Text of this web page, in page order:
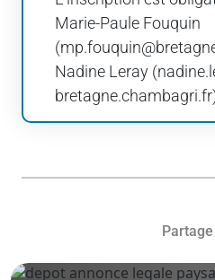
Marie-Paule Fouquin
Nadine Leray
Partage